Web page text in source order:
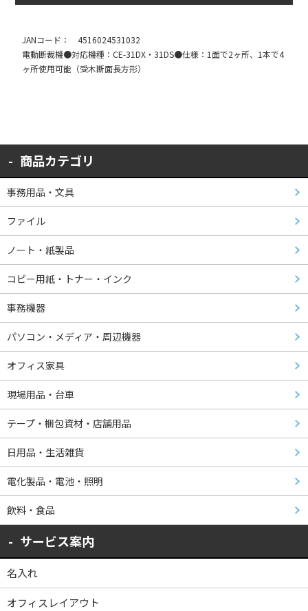
JANコード： 4516024531032
電動断裁機●対応機種：CE-31DX・31DS●仕様：1面で2ヶ所、1本で4
ヶ所使用可能（受木断面長方形）
商品カテゴリ
事務用品・文具
ファイル
ノート・紙製品
コピー用紙・トナー・インク
事務機器
パソコン・メディア・周辺機器
オフィス家具
現場用品・台車
テープ・梱包資材・店舗用品
日用品・生活雑貨
電化製品・電池・照明
飲料・食品
サービス案内
名入れ
オフィスレイアウト